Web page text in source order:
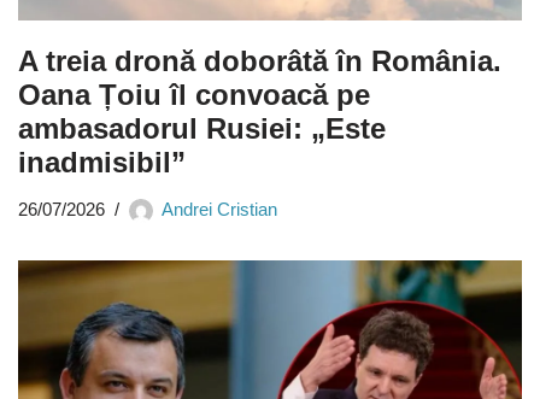
A treia dronă doborâtă în România.
Oana Țoiu îl convoacă pe
ambasadorul Rusiei: „Este
inadmisibil”
26/07/2026 Andrei Cristian